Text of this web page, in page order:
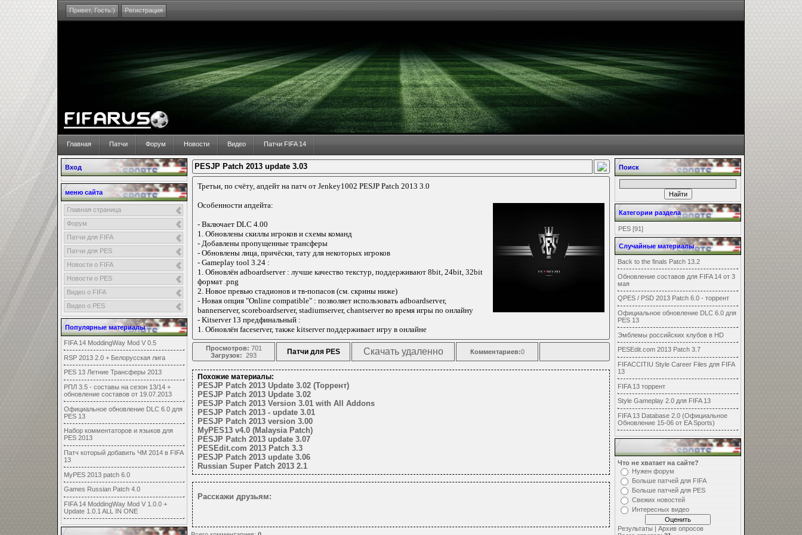
Привет, Гость:) Регистрация
Главная Патчи Форум Новости Видео Патчи FIFA 14
Вход
меню сайта
Главная страница
Форум
Патчи для FIFA
Патчи для PES
Новости о FIFA
Новости о PES
Видео о FIFA
Видео о PES
Популярные материалы
FIFA 14 ModdingWay Mod V 0.5
RSP 2013 2.0 + Белорусская лига
PES 13 Летние Трансферы 2013
РПЛ 3.5 - составы на сезон 13/14 +
обновление составов от 19.07.2013
Официальное обновление DLC 6.0 для
PES 13
Набор комментаторов и языков для
PES 2013
Патч который добавить ЧМ 2014 в FIFA
13
MyPES 2013 patch 6.0
Games Russian Patch 4.0
FIFA 14 ModdingWay Mod V 1.0.0 +
Update 1.0.1 ALL IN ONE
PESJP Patch 2013 update 3.03
Третьи, по счёту, апдейт на патч от Jenkey1002 PESJP Patch 2013 3.0
Особенности апдейта:
- Включает DLC 4.00
1. Обновлены скиллы игроков и схемы команд
- Добавлены пропущенные трансферы
- Обновлены лица, причёски, тату для некоторых игроков
- Gameplay tool 3.24 :
1. Обновлён adboardserver : лучше качество текстур, поддерживают 8bit, 24bit, 32bit
формат .png
2. Новое превью стадионов и тв-попасов (см. скрины ниже)
- Новая опция "Online compatible" : позволяет использовать adboardserver,
bannerserver, scoreboardserver, stadiumserver, chantserver во время игры по онлайну
- Kitserver 13 предфинальный :
1. Обновлён faceserver, также kitserver поддерживает игру в онлайне
Просмотров: 701
Загрузок: 293 Патчи для PES Скачать удаленно Комментариев:0
Похожие материалы:
PESJP Patch 2013 Update 3.02 (Торрент)
PESJP Patch 2013 Update 3.02
PESJP Patch 2013 Version 3.01 with All Addons
PESJP Patch 2013 - update 3.01
PESJP Patch 2013 version 3.00
MyPES13 v4.0 (Malaysia Patch)
PESJP Patch 2013 update 3.07
PESEdit.com 2013 Patch 3.3
PESJP Patch 2013 update 3.06
Russian Super Patch 2013 2.1
Расскажи друзьям:
Поиск
Категории раздела
PES [91]
Случайные материалы
Back to the finals Patch 13.2
Обновление составов для FIFA 14 от 3
мая
QPES / PSD 2013 Patch 6.0 - торрент
Официальное обновление DLC 6.0 для
PES 13
Эмблемы российских клубов в HD
PESEdit.com 2013 Patch 3.7
FIFACCITIU Style Career Files для FIFA
13
FIFA 13 торрент
Style Gameplay 2.0 для FIFA 13
FIFA 13 Database 2.0 (Официальное
Обновление 15-06 от EA Sports)
Что не хватает на сайте?
Нужен форум
Больше патчей для FIFA
Больше патчей для PES
Свежих новостей
Интересных видео
Результаты | Архив опросов